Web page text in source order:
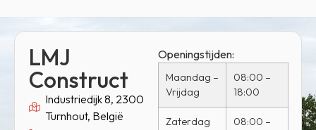
LMJ
Construct
Industriedijk 8, 2300
Turnhout, België
Openingstijden:
Maandag –
Vrijdag
08:00 –
18:00
Zaterdag
08:00 –